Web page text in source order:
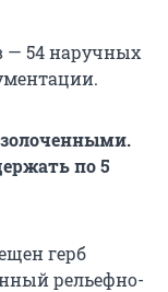
— 54 наручных
по 5
герб
рельефно-